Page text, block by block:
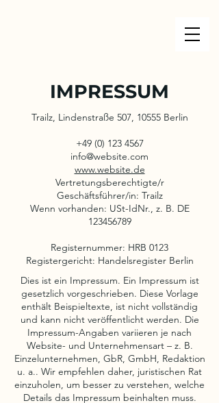
IMPRESSUM
Trailz, Lindenstraße 507, 10555 Berlin
+49 (0) 123 4567
info@website.com
www.website.de
Vertretungsberechtigte/r
Geschäftsführer/in: Trailz
Wenn vorhanden: USt-IdNr., z. B. DE
123456789
Registernummer: HRB 0123
Registergericht: Handelsregister Berlin
Dies ist ein Impressum. Ein Impressum ist
gesetzlich vorgeschrieben. Diese Vorlage
enthält Beispieltexte, ist nicht vollständig
und kann nicht veröffentlicht werden. Die
Impressum-Angaben variieren je nach
Website- und Unternehmensart – z. B.
Einzelunternehmen, GbR, GmbH, Redaktion
u. a.. Wir empfehlen daher, juristischen Rat
einzuholen, um besser zu verstehen, welche
Details das Impressum beinhalten muss.